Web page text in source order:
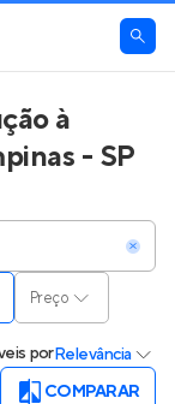
à
- SP
Preço
porRelevância
COMPARAR